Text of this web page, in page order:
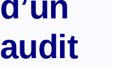
audit